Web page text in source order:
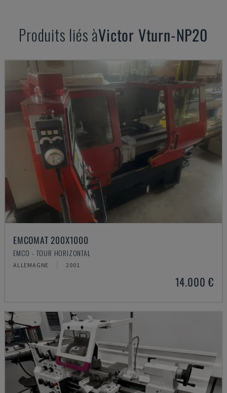
Produits liés àVictor Vturn-NP20
EMCOMAT 200X1000
EMCO - TOUR HORIZONTAL
ALLEMAGNE 2001
14.000 €